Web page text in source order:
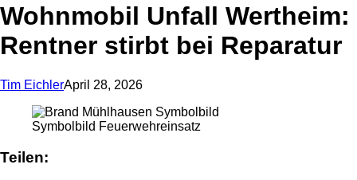
Wohnmobil Unfall Wertheim:
Rentner stirbt bei Reparatur
Tim EichlerApril 28, 2026
Symbolbild Feuerwehreinsatz
Teilen: